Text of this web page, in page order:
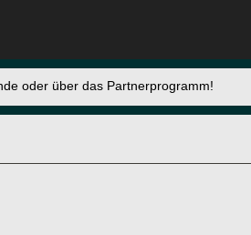
oder über das Partnerprogramm!